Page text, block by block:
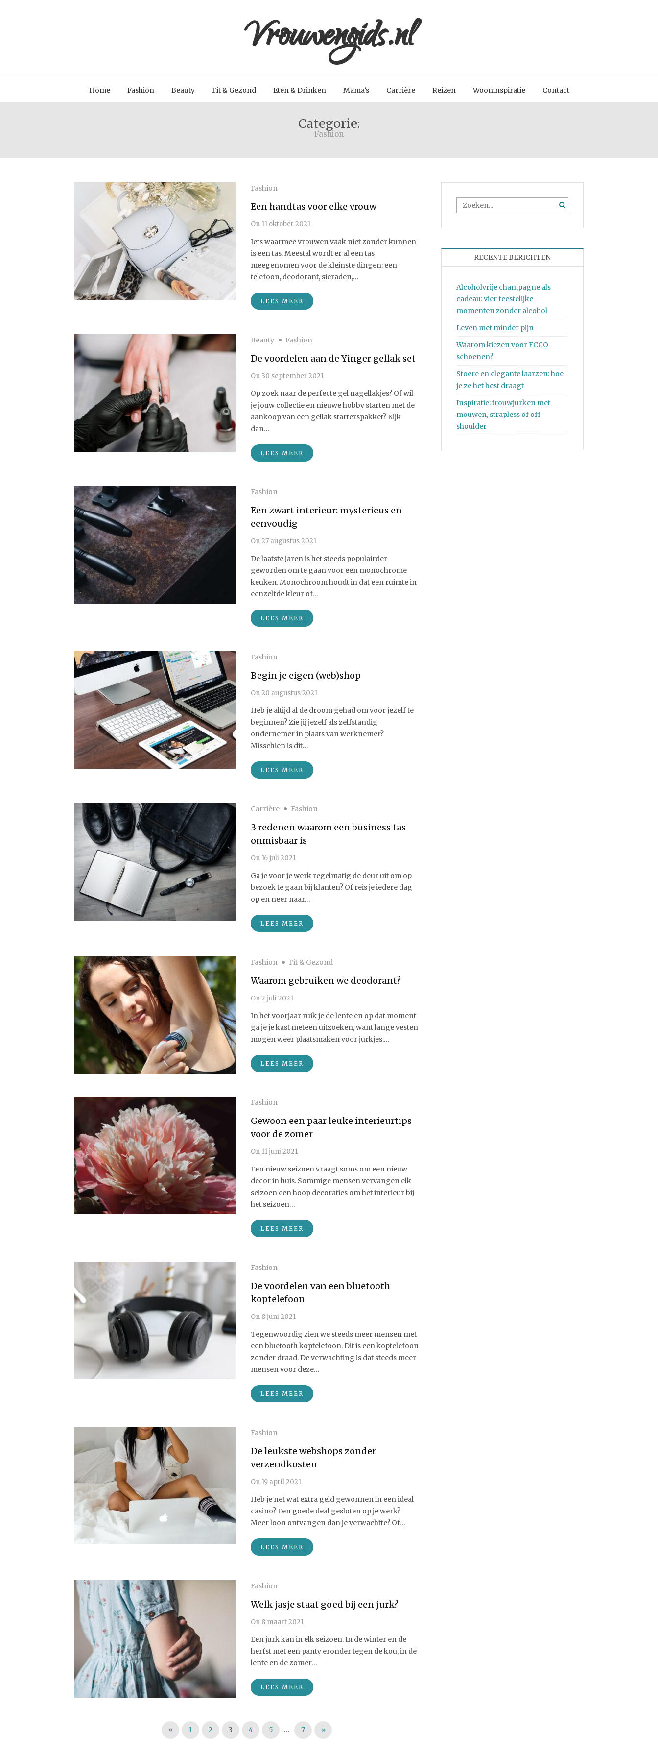
Vrouwengids.nl
Home Fashion Beauty Fit & Gezond Eten & Drinken Mama’s Carrière Reizen Wooninspiratie Contact
Categorie:
Fashion
Fashion
Een handtas voor elke vrouw
On 11 oktober 2021
Iets waarmee vrouwen vaak niet zonder kunnen
is een tas. Meestal wordt er al een tas
meegenomen voor de kleinste dingen: een
telefoon, deodorant, sieraden,…
LEES MEER
Beauty Fashion
De voordelen aan de Yinger gellak set
On 30 september 2021
Op zoek naar de perfecte gel nagellakjes? Of wil
je jouw collectie en nieuwe hobby starten met de
aankoop van een gellak starterspakket? Kijk
dan…
LEES MEER
Fashion
Een zwart interieur: mysterieus en
eenvoudig
On27 augustus 2021
De laatste jaren is het steeds populairder
geworden om te gaan voor een monochrome
keuken. Monochroom houdt in dat een ruimte in
eenzelfde kleur of…
LEES MEER
Fashion
Begin je eigen (web)shop
On20 augustus 2021
Heb je altijd al de droom gehad om voor jezelf te
beginnen? Zie jij jezelf als zelfstandig
ondernemer in plaats van werknemer?
Misschien is dit…
LEES MEER
Carrière Fashion
3 redenen waarom een business tas
onmisbaar is
On 16 juli 2021
Ga je voor je werk regelmatig de deur uit om op
bezoek te gaan bij klanten? Of reis je iedere dag
op en neer naar…
LEES MEER
Fashion Fit & Gezond
Waarom gebruiken we deodorant?
On2 juli 2021
In het voorjaar ruik je de lente en op dat moment
ga je je kast meteen uitzoeken, want lange vesten
mogen weer plaatsmaken voor jurkjes.…
LEES MEER
Fashion
Gewoon een paar leuke interieurtips
voor de zomer
On 11 juni 2021
Een nieuw seizoen vraagt soms om een nieuw
decor in huis. Sommige mensen vervangen elk
seizoen een hoop decoraties om het interieur bij
het seizoen…
LEES MEER
Fashion
De voordelen van een bluetooth
koptelefoon
On 8 juni 2021
Tegenwoordig zien we steeds meer mensen met
een bluetooth koptelefoon. Dit is een koptelefoon
zonder draad. De verwachting is dat steeds meer
mensen voor deze…
LEES MEER
Fashion
De leukste webshops zonder
verzendkosten
On 19 april 2021
Heb je net wat extra geld gewonnen in een ideal
casino? Een goede deal gesloten op je werk?
Meer loon ontvangen dan je verwachtte? Of…
LEES MEER
Fashion
Welk jasje staat goed bij een jurk?
On 8 maart 2021
Een jurk kan in elk seizoen. In de winter en de
herfst met een panty eronder tegen de kou, in de
lente en de zomer…
LEES MEER
Berichten paginering
« 1 2 3 4 5 … 7 »
RECENTE BERICHTEN
Alcoholvrije champagne als
cadeau: vier feestelijke
momenten zonder alcohol
Leven met minder pijn
Waarom kiezen voor ECCO-
schoenen?
Stoere en elegante laarzen: hoe
je ze het best draagt
Inspiratie: trouwjurken met
mouwen, strapless of off-
shoulder